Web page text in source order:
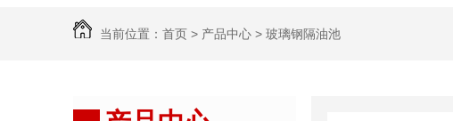
当前位置： 首页 > 产品中心 > 玻璃钢隔油池